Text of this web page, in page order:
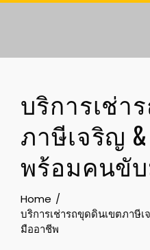
Skip
บริการเช่า
ภาษีเจริญ
พร้อมคนขั
Home
บริการเช่ารถขุดดินเขตภาษี
มืออาชีพ